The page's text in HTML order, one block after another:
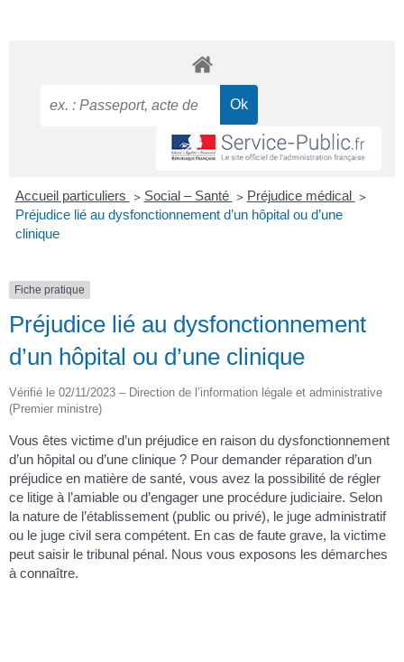
Accueil particuliers > Social – Santé > Préjudice médical >
Préjudice lié au dysfonctionnement d’un hôpital ou d’une
clinique
Fiche pratique
Préjudice lié au dysfonctionnement
d’un hôpital ou d’une clinique
Vérifié le 02/11/2023 – Direction de l’information légale et administrative
(Premier ministre)
Vous êtes victime d’un préjudice en raison du dysfonctionnement
d’un hôpital ou d’une clinique ? Pour demander réparation d’un
préjudice en matière de santé, vous avez la possibilité de régler
ce litige à l’amiable ou d’engager une procédure judiciaire. Selon
la nature de l’établissement (public ou privé), le juge administratif
ou le juge civil sera compétent. En cas de faute grave, la victime
peut saisir le tribunal pénal. Nous vous exposons les démarches
à connaître.